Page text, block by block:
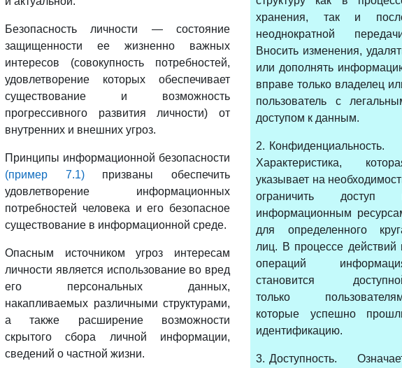
Безопасность личности — состояние
защищенности ее жизненно важных
интересов (совокупность потребностей,
удовлетворение которых обеспечивает
существование и возможность
прогрессивного развития личности) от
внутренних и внешних угроз.
Принципы информационной безопасности
(пример 7.1)призваны обеспечить
удовлетворение информационных
потребностей человека и его безопасное
существование в информационной среде.
Опасным источником угроз интересам
личности является использование во вред
его персональных данных,
накапливаемых различными структурами,
а также расширение возможности
скрытого сбора личной информации,
сведений о частной жизни.
хранения, так и
неоднократной
Вносить изменения,
или дополнять
вправе только владелец
пользователь с
доступом к данным.
2. Конфиденциальность.
Характеристика,
указывает на
ограничить доступ
информационным
для определенного
лиц. В процессе действий
операций
становится
только
которые успешно
идентификацию.
3. Доступность.